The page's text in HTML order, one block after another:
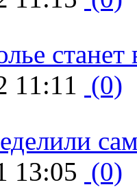
11:11 (0)
13:05 (0)